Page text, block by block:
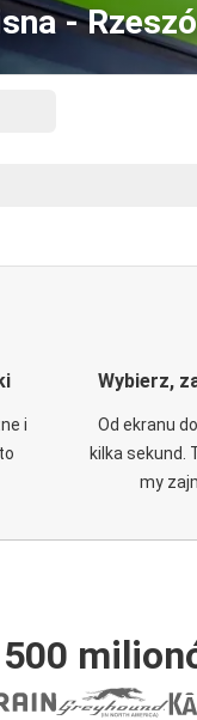
-
i
Wybierz,
Od ekranu
kilka sekund.
my